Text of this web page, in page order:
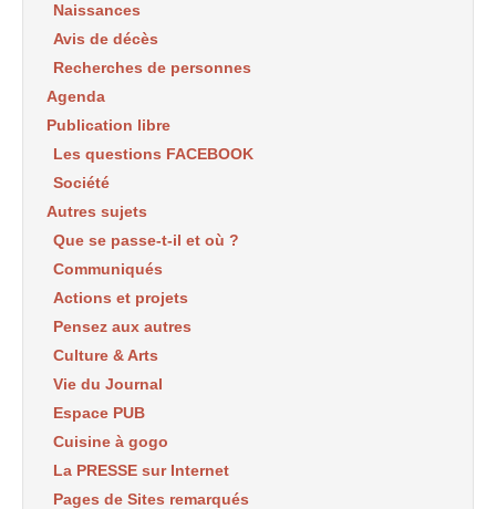
Naissances
Avis de décès
Recherches de personnes
Agenda
Publication libre
Les questions FACEBOOK
Société
Autres sujets
Que se passe-t-il et où ?
Communiqués
Actions et projets
Pensez aux autres
Culture & Arts
Vie du Journal
Espace PUB
Cuisine à gogo
La PRESSE sur Internet
Pages de Sites remarqués